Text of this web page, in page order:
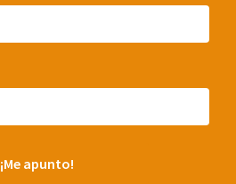
¡Me apunto!